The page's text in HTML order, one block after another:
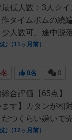
低人数：3人☆イ
タイムボムの続
少人数可、途中脱
（11ヶ月前）
0名 0
総合評価【65
ます】カタンが相
つくらい嫌いで
（12ヶ月前）